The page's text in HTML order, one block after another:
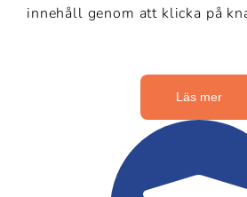
innehåll genom att klicka på
Läs mer